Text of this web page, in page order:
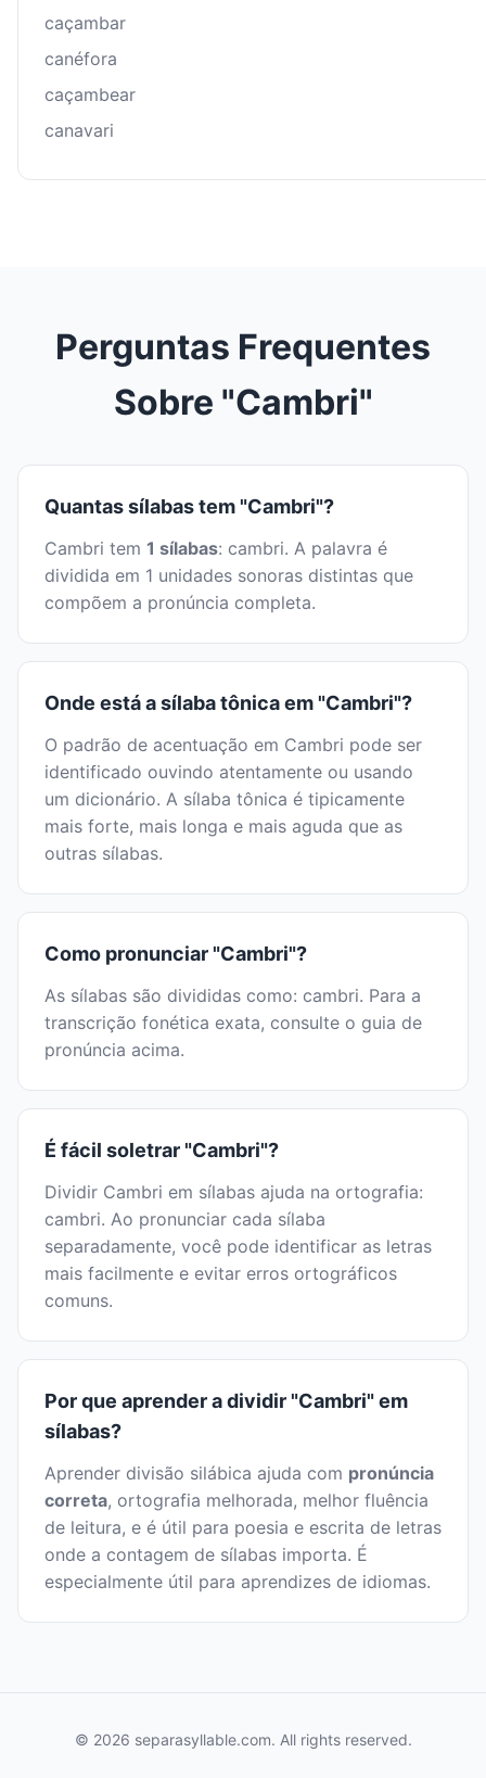
caçambar
canéfora
caçambear
canavari
Perguntas Frequentes
Sobre "Cambri"
Quantas sílabas tem "Cambri"?
Cambri tem 1 sílabas: cambri. A palavra é
dividida em 1 unidades sonoras distintas que
compõem a pronúncia completa.
Onde está a sílaba tônica em "Cambri"?
O padrão de acentuação em Cambri pode ser
identificado ouvindo atentamente ou usando
um dicionário. A sílaba tônica é tipicamente
mais forte, mais longa e mais aguda que as
outras sílabas.
Como pronunciar "Cambri"?
As sílabas são divididas como: cambri. Para a
transcrição fonética exata, consulte o guia de
pronúncia acima.
É fácil soletrar "Cambri"?
Dividir Cambri em sílabas ajuda na ortografia:
cambri. Ao pronunciar cada sílaba
separadamente, você pode identificar as letras
mais facilmente e evitar erros ortográficos
comuns.
Por que aprender a dividir "Cambri" em
sílabas?
Aprender divisão silábica ajuda com pronúncia
correta, ortografia melhorada, melhor fluência
de leitura, e é útil para poesia e escrita de letras
onde a contagem de sílabas importa. É
especialmente útil para aprendizes de idiomas.
© 2026 separasyllable.com. All rights reserved.